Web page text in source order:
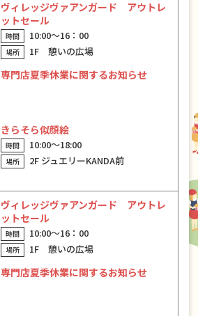
ヴィレッジヴァアンガード アウトレ
ットセール
10:00〜16：00
1F 憩いの広場
専門店夏季休業に関するお知らせ
きらそら似顔絵
10:00〜18:00
2F ジュエリーKANDA前
ヴィレッジヴァアンガード アウトレ
ットセール
10:00〜16：00
1F 憩いの広場
専門店夏季休業に関するお知らせ